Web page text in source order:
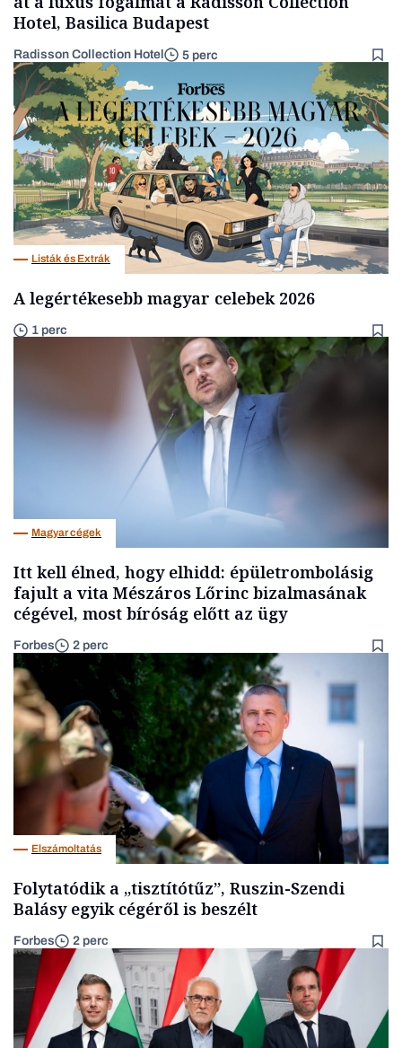
Hotel, Basilica Budapest
Radisson Collection Hotel 5 perc
Listák és Extrák
A legértékesebb magyar celebek 2026
1 perc
Magyar cégek
Itt kell élned, hogy elhidd: épületrombolásig
fajult a vita Mészáros Lőrinc bizalmasának
cégével, most bíróság előtt az ügy
Forbes 2 perc
Elszámoltatás
Folytatódik a „tisztítótűz”, Ruszin-Szendi
Balásy egyik cégéről is beszélt
Forbes 2 perc